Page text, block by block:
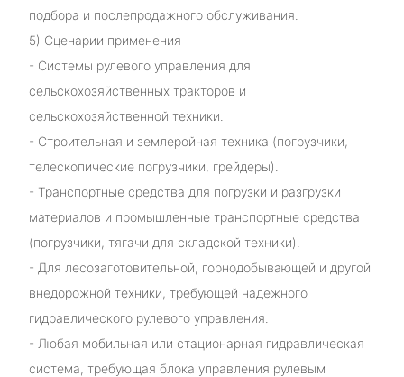
подбора и послепродажного обслуживания.
5) Сценарии применения
- Системы рулевого управления для
сельскохозяйственных тракторов и
сельскохозяйственной техники.
- Строительная и землеройная техника (погрузчики,
телескопические погрузчики, грейдеры).
- Транспортные средства для погрузки и разгрузки
материалов и промышленные транспортные средства
(погрузчики, тягачи для складской техники).
- Для лесозаготовительной, горнодобывающей и другой
внедорожной техники, требующей надежного
гидравлического рулевого управления.
- Любая мобильная или стационарная гидравлическая
система, требующая блока управления рулевым